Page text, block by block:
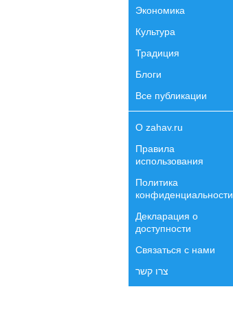
Экономика
Культура
Традиция
Блоги
Все публикации
О zahav.ru
Правила
использования
Политика
конфиденциальности
Декларация о
доступности
Связаться с нами
צרו קשר